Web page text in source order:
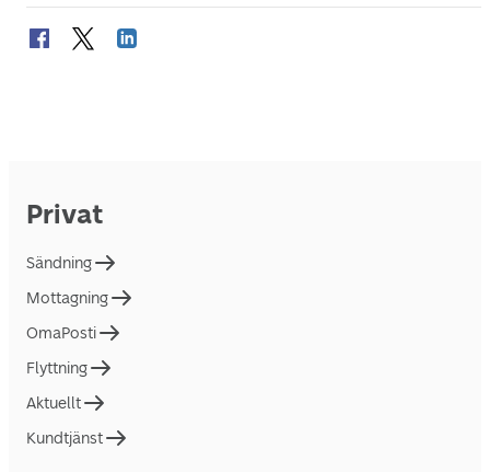
Privat
Sändning
Mottagning
OmaPosti
Flyttning
Aktuellt
Kundtjänst